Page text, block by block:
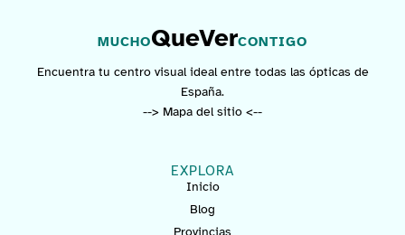
MUCHOQueVerCONTIGO
Encuentra tu centro visual ideal entre todas las ópticas de
España.
--> Mapa del sitio <--
EXPLORA
Inicio
Blog
Provincias